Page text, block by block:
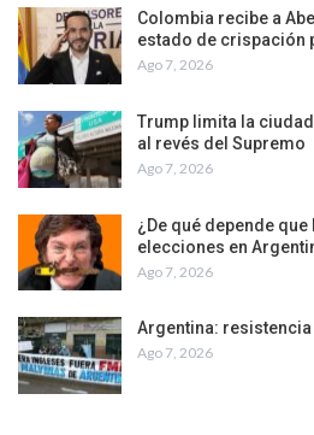
Colombia recibe a
estado de crispación
Ago 7, 2026
Trump limita la
al revés del Supremo
Ago 7, 2026
¿De qué depende
elecciones en
Ago 7, 2026
Argentina:
Ago 7, 2026